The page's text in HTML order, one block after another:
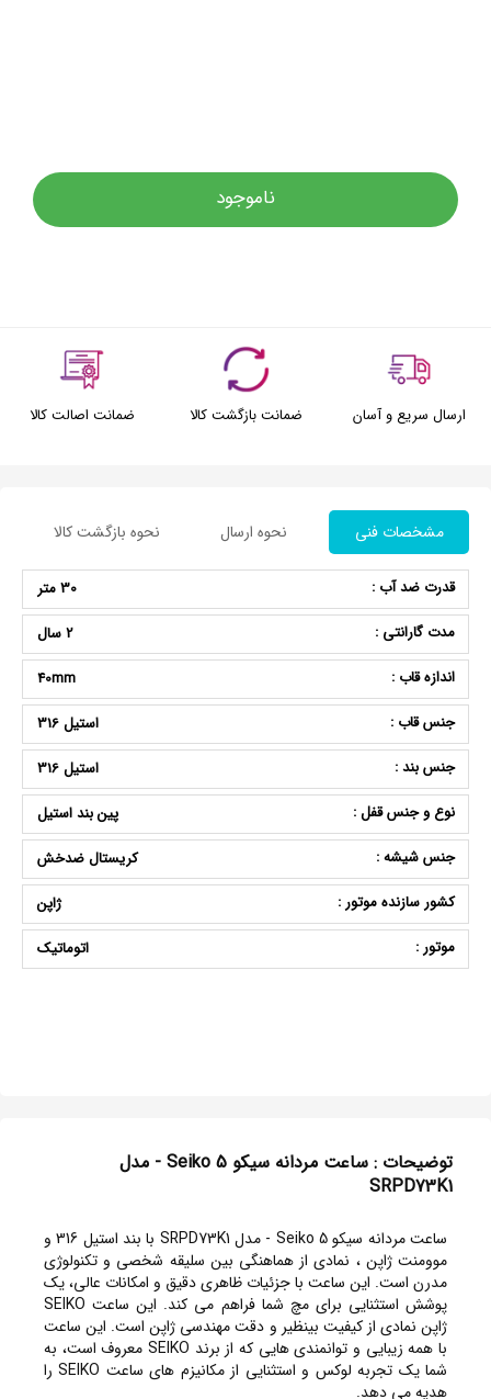
ناموجود
ارسال سریع و آسان ضمانت بازگشت کالا ضمانت اصالت کالا
مشخصات فنی نحوه ارسال نحوه بازگشت کالا
قدرت ضد آب :
30 متر
مدت گارانتی :
2 سال
اندازه قاب :
40mm
جنس قاب :
استیل 316
جنس بند :
استیل 316
نوع و جنس قفل :
پین بند استیل
جنس شیشه :
کریستال ضدخش
کشور سازنده موتور :
ژاپن
موتور :
اتوماتیک
توضیحات : ساعت مردانه سیکو 5 Seiko - مدل
SRPD73K1
ساعت مردانه سیکو 5 Seiko - مدل SRPD73K1 با بند استیل 316 و
موومنت ژاپن ، نمادی از هماهنگی بین سلیقه شخصی و تکنولوژی
مدرن است. این ساعت با جزئیات ظاهری دقیق و امکانات عالی، یک
پوشش استثنایی برای مچ شما فراهم می کند. این ساعت SEIKO
ژاپن نمادی از کیفیت بینظیر و دقت مهندسی ژاپن است. این ساعت
با همه زیبایی و توانمندی هایی که از برند SEIKO معروف است، به
شما یک تجربه لوکس و استثنایی از مکانیزم های ساعت SEIKO را
هدیه می دهد.